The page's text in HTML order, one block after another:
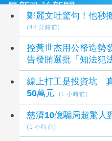
最新政治新聞
鄭麗文吐驚句！他秒
(48 分鐘前)
控黃世杰用公帑造
告發賄選批「知法犯
線上打工是投資坑
50萬元
(1 小時前)
慈濟10億騙局超驚人
(1 小時前)